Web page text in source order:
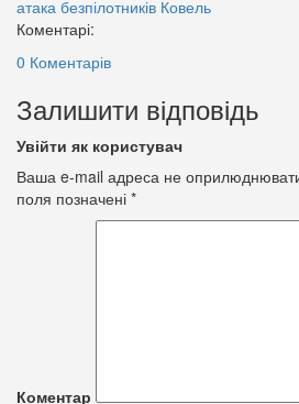
атака безпілотників Ковель
Коментарі:
0 Коментарів
Залишити відповідь
Увійти як користувач
Ваша e-mail адреса не
поля позначені *
Коментар